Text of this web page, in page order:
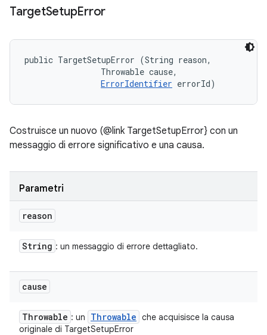
TargetSetupError
public TargetSetupError (String reason,
                Throwable cause,
ErrorIdentifier errorId)
Costruisce un nuovo (@link TargetSetupError} con un
messaggio di errore significativo e una causa.
Parametri
reason
String : un messaggio di errore dettagliato.
cause
Throwable : un Throwable che acquisisce la causa
originale di TargetSetupError